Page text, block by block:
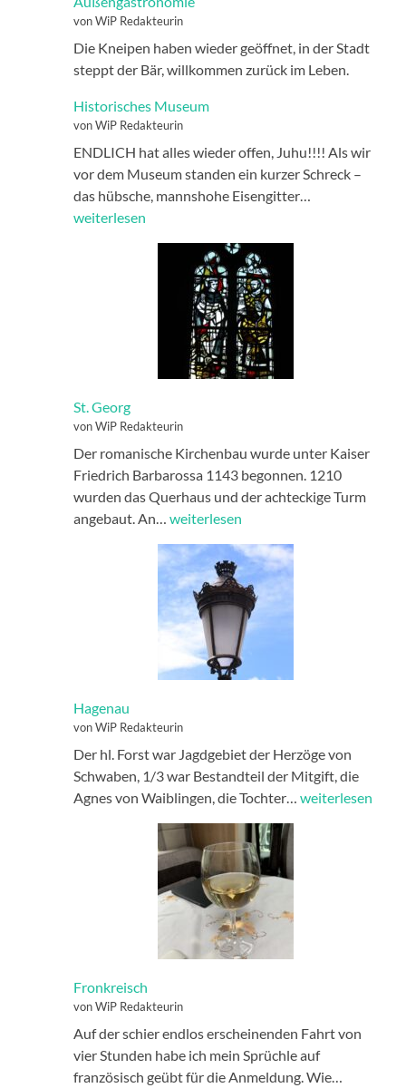
von WiP Redakteurin
Die Kneipen haben wieder geöffnet, in der Stadt
steppt der Bär, willkommen zurück im Leben.
Historisches Museum
von WiP Redakteurin
ENDLICH hat alles wieder offen, Juhu!!!! Als wir
vor dem Museum standen ein kurzer Schreck –
das hübsche, mannshohe Eisengitter…
weiterlesen
St. Georg
von WiP Redakteurin
Der romanische Kirchenbau wurde unter Kaiser
Friedrich Barbarossa 1143 begonnen. 1210
wurden das Querhaus und der achteckige Turm
angebaut. An…St.
weiterlesen
Hagenau
von WiP Redakteurin
Der hl. Forst war Jagdgebiet der Herzöge von
Schwaben, 1/3 war Bestandteil der Mitgift, die
Agnes von Waiblingen, die Tochter…Hagenau
weiterlesen
Fronkreisch
von WiP Redakteurin
Auf der schier endlos erscheinenden Fahrt von
vier Stunden habe ich mein Sprüchle auf
französisch geübt für die Anmeldung. Wie…